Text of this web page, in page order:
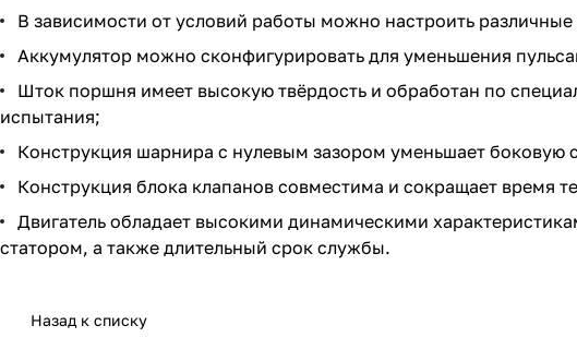
В зависимости от условий работы можно настроить
Аккумулятор можно сконфигурировать для уменьшения
Шток поршня имеет высокую твёрдость и обработан по
испытания;
Конструкция шарнира с нулевым зазором уменьшает боковую
Конструкция блока клапанов совместима и сокращает время
Двигатель обладает высокими динамическими
статором, а также длительный срок службы.
Назад к списку